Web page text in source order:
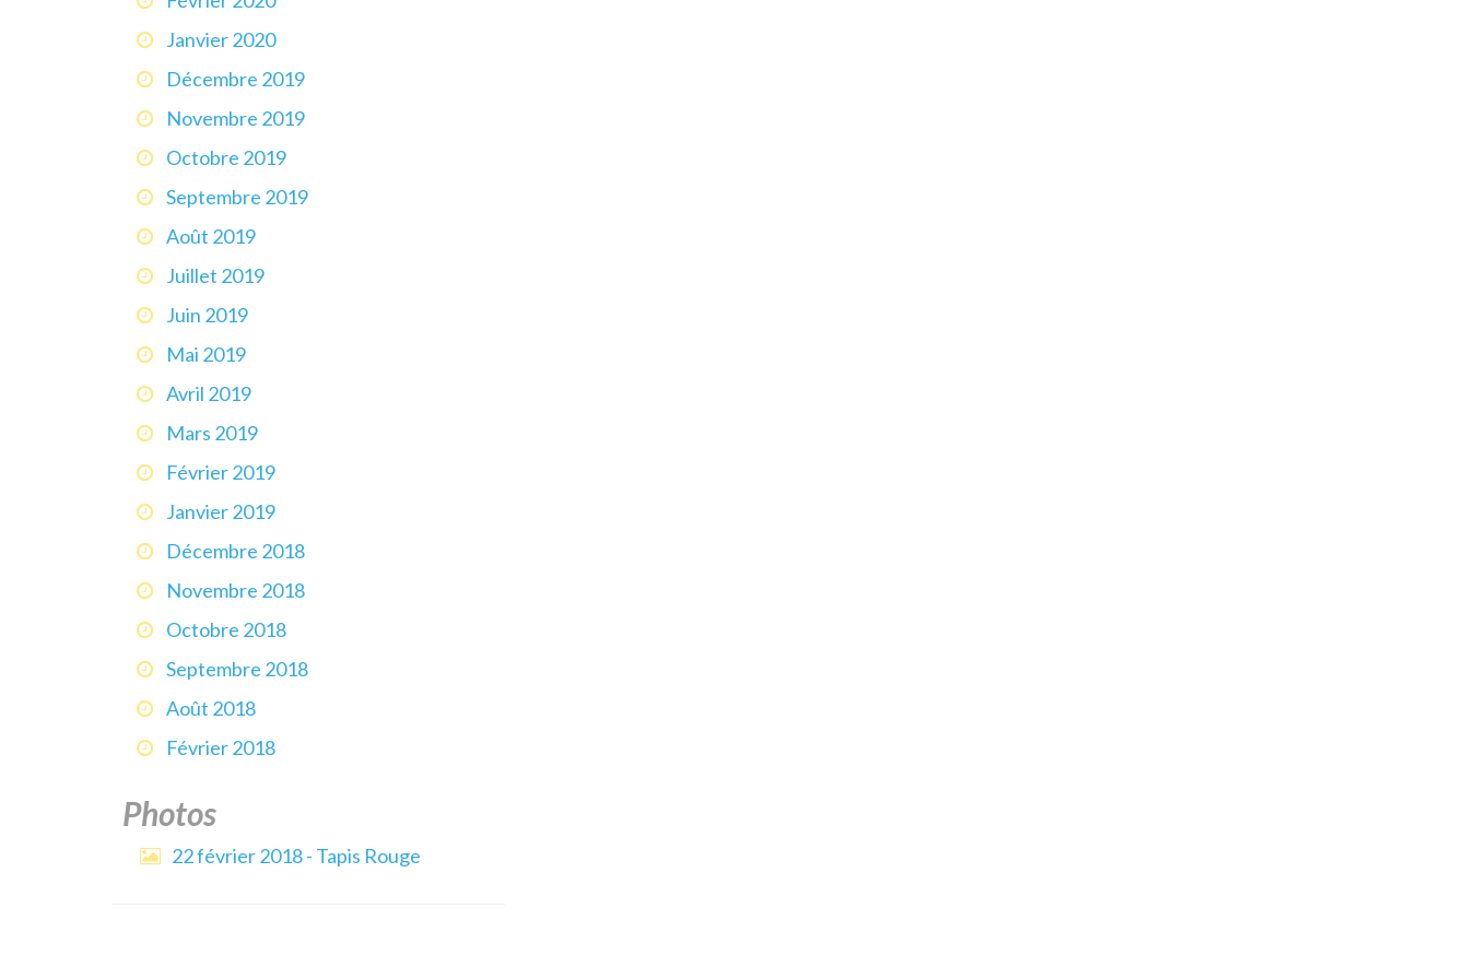
Janvier 2020
Décembre 2019
Novembre 2019
Octobre 2019
Septembre 2019
Août 2019
Juillet 2019
Juin 2019
Mai 2019
Avril 2019
Mars 2019
Février 2019
Janvier 2019
Décembre 2018
Novembre 2018
Octobre 2018
Septembre 2018
Août 2018
Février 2018
Photos
22 février 2018 - Tapis Rouge